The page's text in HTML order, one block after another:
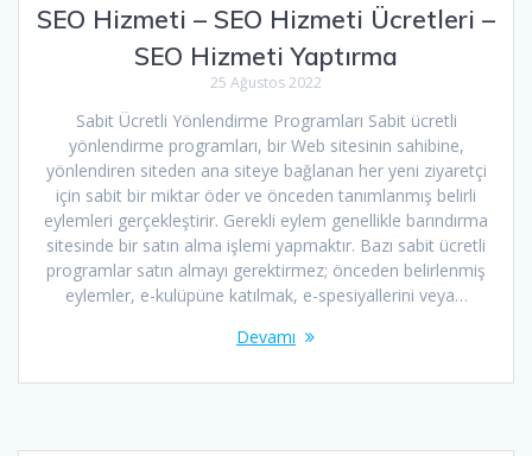
SEO Hizmeti – SEO Hizmeti Ücretleri –
SEO Hizmeti Yaptırma
25 Ağustos 2022
Sabit Ücretli Yönlendirme Programları Sabit ücretli
yönlendirme programları, bir Web sitesinin sahibine,
yönlendiren siteden ana siteye bağlanan her yeni ziyaretçi
için sabit bir miktar öder ve önceden tanımlanmış belirli
eylemleri gerçekleştirir. Gerekli eylem genellikle barındırma
sitesinde bir satın alma işlemi yapmaktır. Bazı sabit ücretli
programlar satın almayı gerektirmez; önceden belirlenmiş
eylemler, e-kulüpüne katılmak, e-spesiyallerini veya…
Devamı